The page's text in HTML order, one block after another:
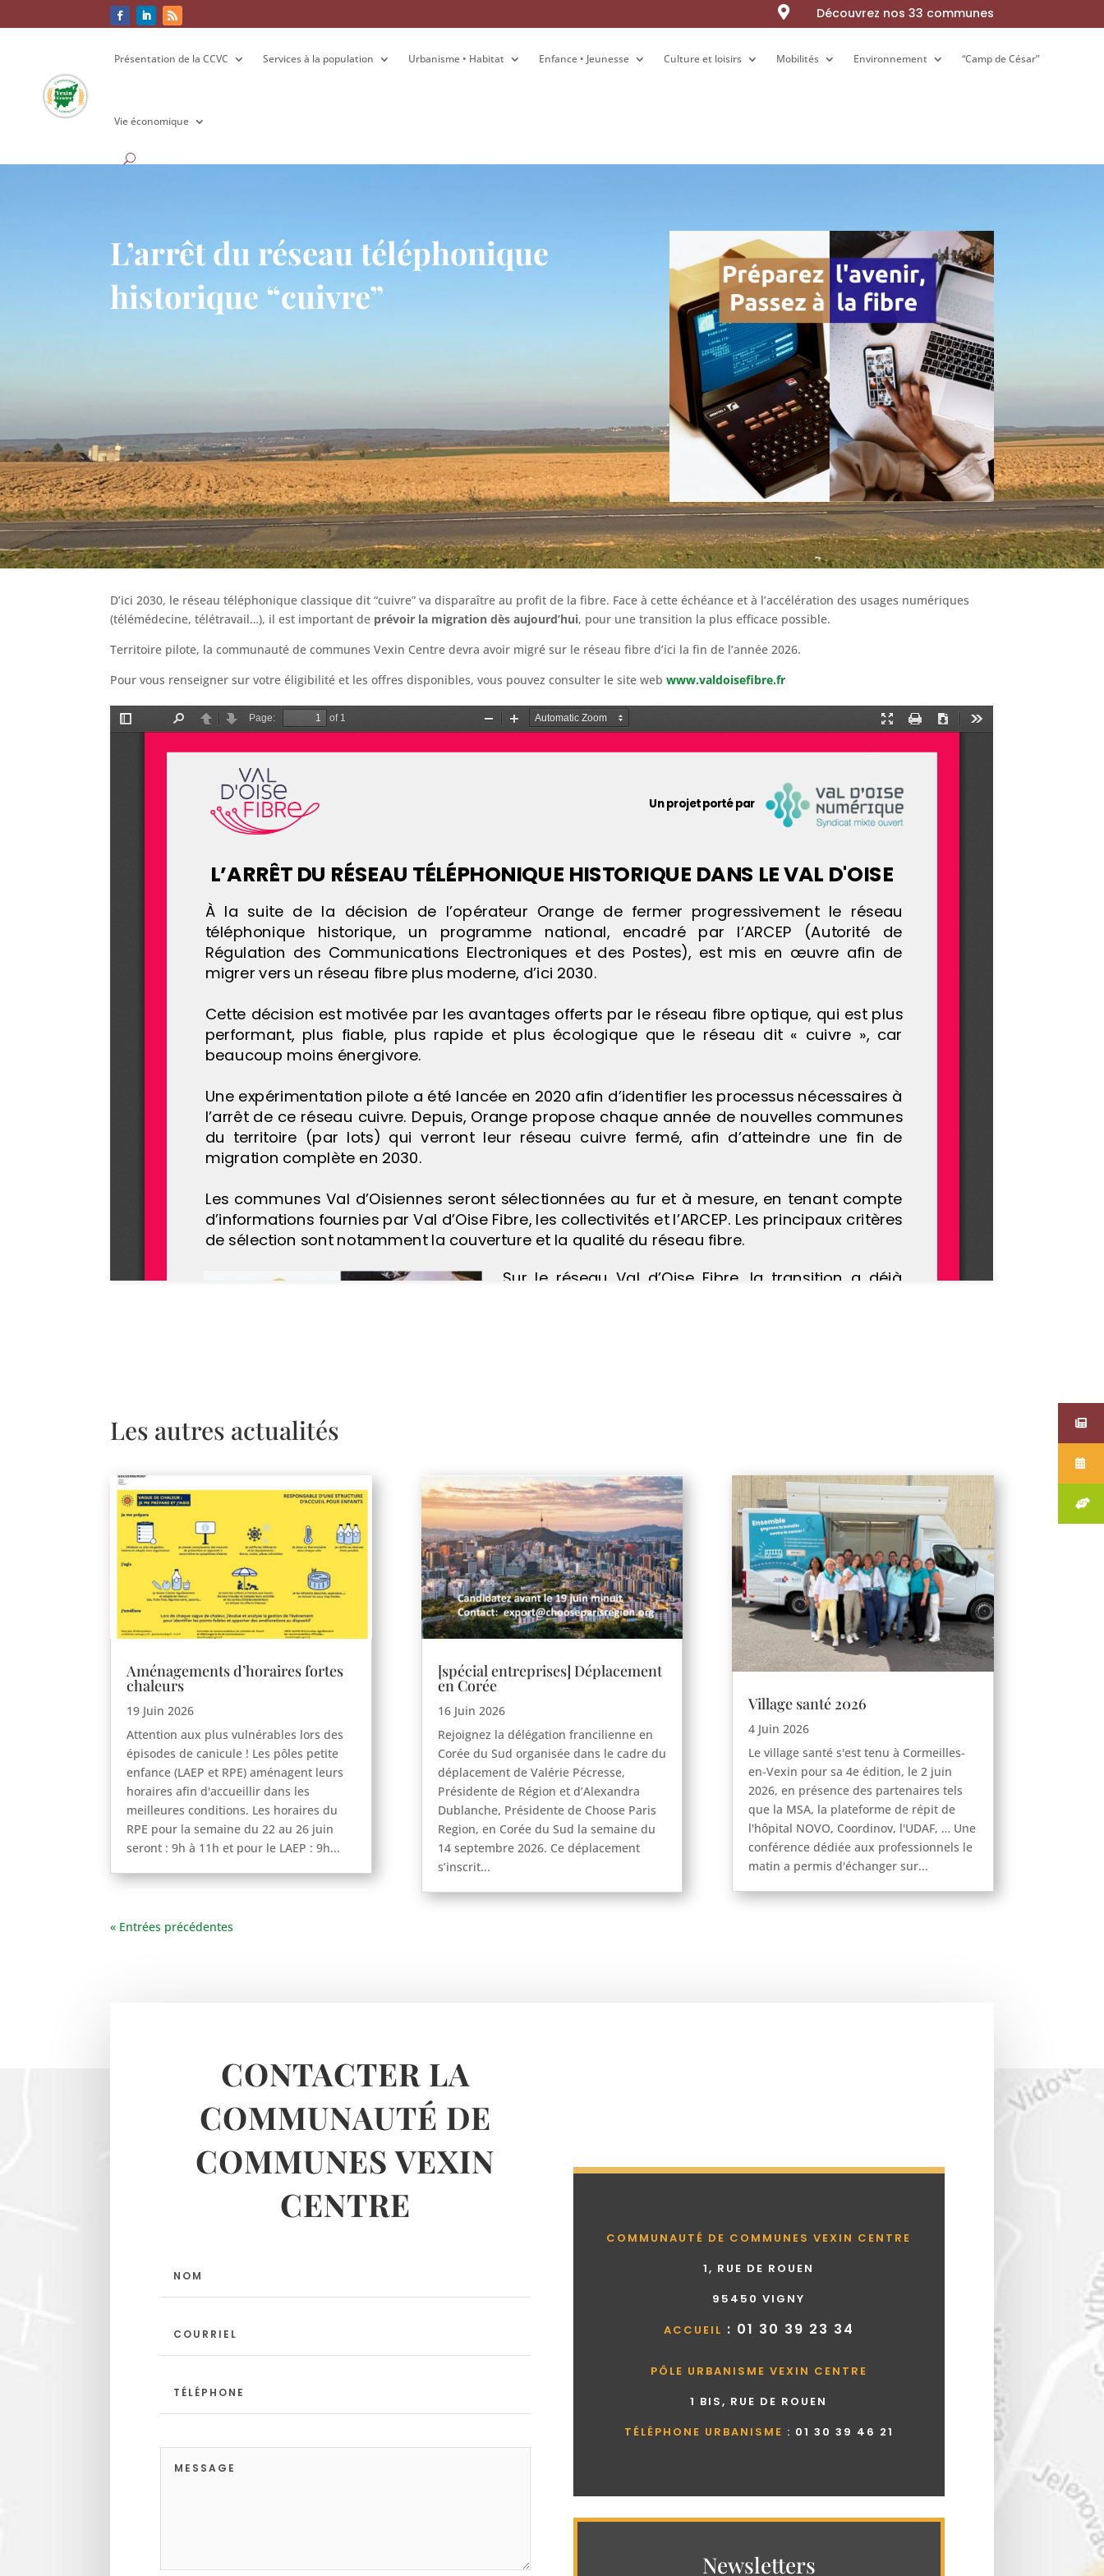
 Découvrez nos 33 communes
Présentation de la CCVC Services à la population Urbanisme • Habitat Enfance • Jeunesse Culture et loisirs Mobilités Environnement “Camp de César”
Vie économique
Présentation de la CCVC Services à la population Urbanisme • Habitat Enfance • Jeunesse Culture et loisirs Mobilités Environnement “Camp de César”
Vie économique
L’arrêt du réseau téléphonique
historique “cuivre”
D’ici 2030, le réseau téléphonique classique dit “cuivre” va disparaître au profit de la fibre. Face à cette échéance et à l’accélération des usages numériques
(télémédecine, télétravail…), il est important de prévoir la migration dès aujourd’hui, pour une transition la plus efficace possible.
Territoire pilote, la communauté de communes Vexin Centre devra avoir migré sur le réseau fibre d’ici la fin de l’année 2026.
Pour vous renseigner sur votre éligibilité et les offres disponibles, vous pouvez consulter le site webwww.valdoisefibre.fr
Les autres actualités
Aménagements d’horaires fortes
chaleurs
19 Juin 2026
Attention aux plus vulnérables lors des
épisodes de canicule ! Les pôles petite
enfance (LAEP et RPE) aménagent leurs
horaires afin d'accueillir dans les
meilleures conditions. Les horaires du
RPE pour la semaine du 22 au 26 juin
seront : 9h à 11h et pour le LAEP : 9h...
[spécial entreprises] Déplacement
en Corée
16 Juin 2026
Rejoignez la délégation francilienne en
Corée du Sud organisée dans le cadre du
déplacement de Valérie Pécresse,
Présidente de Région et d’Alexandra
Dublanche, Présidente de Choose Paris
Region, en Corée du Sud la semaine du
14 septembre 2026. Ce déplacement
s’inscrit...
Village santé 2026
4 Juin 2026
Le village santé s'est tenu à Cormeilles-
en-Vexin pour sa 4e édition, le 2 juin
2026, en présence des partenaires tels
que la MSA, la plateforme de répit de
l'hôpital NOVO, Coordinov, l'UDAF, … Une
conférence dédiée aux professionnels le
matin a permis d'échanger sur...
« Entrées précédentes
CONTACTER LA
COMMUNAUTÉ DE
COMMUNES VEXIN
CENTRE
COMMUNAUTÉ DE COMMUNES VEXIN CENTRE
1, RUE DE ROUEN
95450 VIGNY
ACCUEIL : 01 30 39 23 34
PÔLE URBANISME VEXIN CENTRE
1 BIS, RUE DE ROUEN
TÉLÉPHONE URBANISME : 01 30 39 46 21
Newsletters